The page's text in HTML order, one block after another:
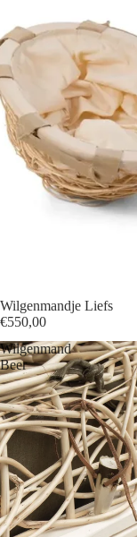
Wilgenmandje Liefs
€550,00
Wilgenmand
Beer